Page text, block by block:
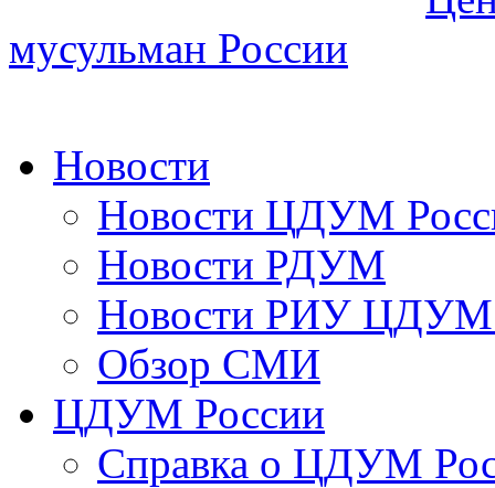
мусульман России
Новости
Новости ЦДУМ
Новости РДУМ
Новости РИУ ЦДУМ
Обзор СМИ
ЦДУМ России
Справка о ЦДУМ